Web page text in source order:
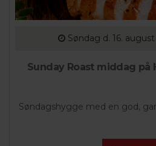
Søndag d. 16.
Sunday Roast middag på
Søndagshygge med en god,